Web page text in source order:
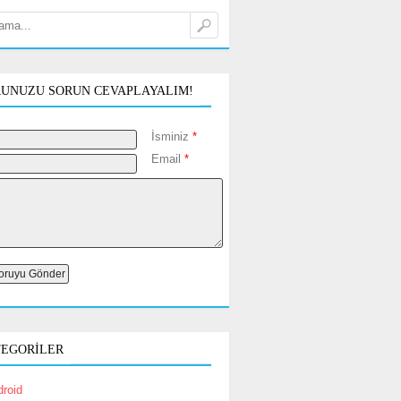
SORUN CEVAPLAYALIM!
İsminiz *
Email *